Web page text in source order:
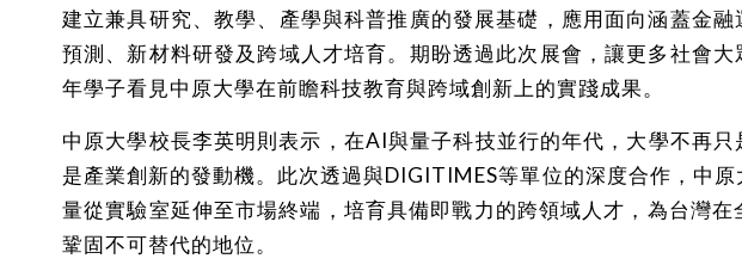
建立兼具研究、教學、產學與科普推廣的發展基礎，應用面向涵蓋金
預測、新材料研發及跨域人才培育。期盼透過此次展會，讓更多社會
年學子看見中原大學在前瞻科技教育與跨域創新上的實踐成果。
中原大學校長李英明則表示，在AI與量子科技並行的年代，大學不再
是產業創新的發動機。此次透過與DIGITIMES等單位的深度合作，中
量從實驗室延伸至市場終端，培育具備即戰力的跨領域人才，為台灣
鞏固不可替代的地位。